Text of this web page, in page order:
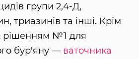
групи 2,4-Д,
триазинів та інші. Крім
рішенням №1 для
бур'яну — ваточника